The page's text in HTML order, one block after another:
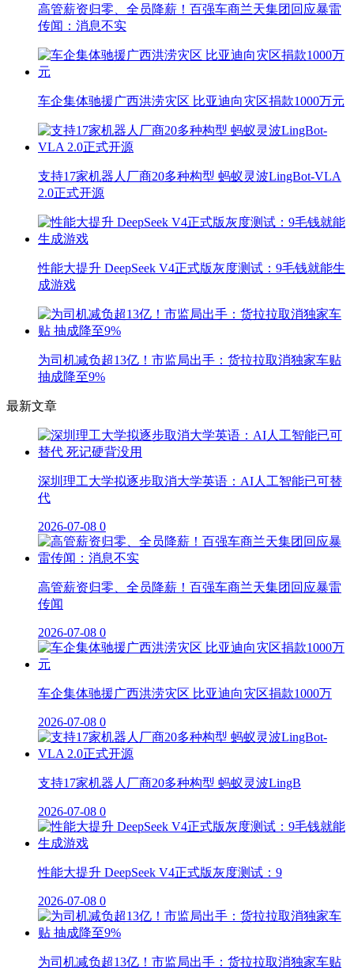
高管薪资归零、全员降薪！百强车商兰天集团回应暴雷
传闻：消息不实
车企集体驰援广西洪涝灾区 比亚迪向灾区捐款1000万元
支持17家机器人厂商20多种构型 蚂蚁灵波LingBot-VLA
2.0正式开源
性能大提升 DeepSeek V4正式版灰度测试：9毛钱就能生
成游戏
为司机减负超13亿！市监局出手：货拉拉取消独家车贴
抽成降至9%
最新文章
深圳理工大学拟逐步取消大学英语：AI人工智能已可替
代
2026-07-08 0
高管薪资归零、全员降薪！百强车商兰天集团回应暴雷
传闻
2026-07-08 0
车企集体驰援广西洪涝灾区 比亚迪向灾区捐款1000万
2026-07-08 0
支持17家机器人厂商20多种构型 蚂蚁灵波LingB
2026-07-08 0
性能大提升 DeepSeek V4正式版灰度测试：9
2026-07-08 0
为司机减负超13亿！市监局出手：货拉拉取消独家车贴